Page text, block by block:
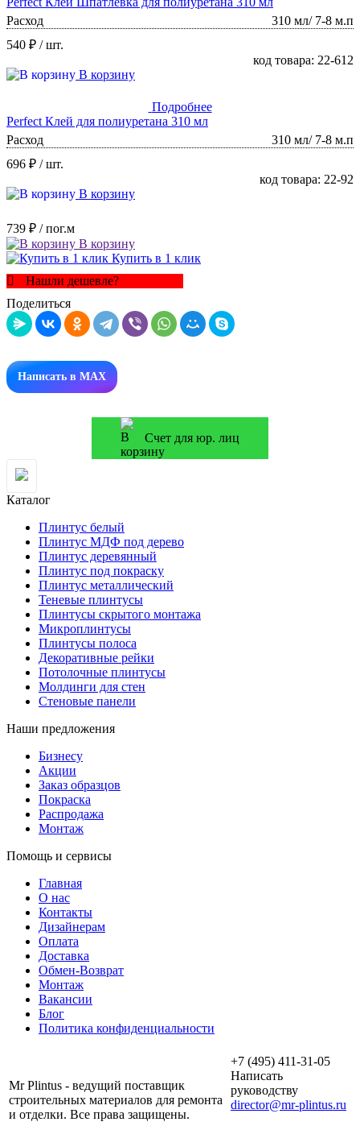
Расход
310 мл/ 7-8 м.п
540 ₽ / шт.
код товара: 22-612
В корзину
Подробнее
Perfect Клей для полиуретана 310 мл
Расход
310 мл/ 7-8 м.п
696 ₽ / шт.
код товара: 22-92
В корзину
739 ₽ / пог.м
В корзину
Купить в 1 клик
Нашли дешевле?
Поделиться
Написать в MAX
Счет для юр. лиц
Каталог
Плинтус белый
Плинтус МДФ под дерево
Плинтус деревянный
Плинтус под покраску
Плинтус металлический
Теневые плинтусы
Плинтусы скрытого монтажа
Микроплинтусы
Плинтусы полоса
Декоративные рейки
Потолочные плинтусы
Молдинги для стен
Стеновые панели
Наши предложения
Бизнесу
Акции
Заказ образцов
Покраска
Распродажа
Монтаж
Помощь и сервисы
Главная
О нас
Контакты
Дизайнерам
Оплата
Доставка
Обмен-Возврат
Монтаж
Вакансии
Блог
Политика конфиденциальности
Mr Plintus - ведущий поставщик
строительных материалов для ремонта
и отделки. Все права защищены.
+7 (495) 411-31-05
Написать
руководству
director@mr-plintus.ru